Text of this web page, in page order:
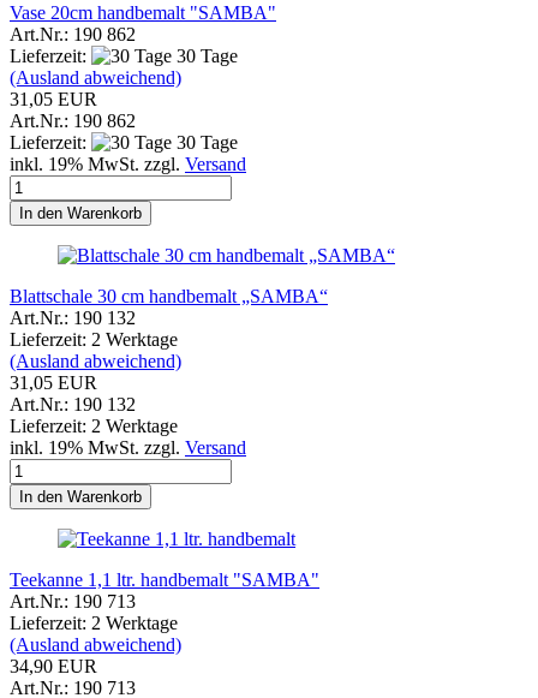
Vase 20cm handbemalt "SAMBA"
Art.Nr.: 190 862
Lieferzeit:
30 Tage
(Ausland abweichend)
31,05 EUR
Art.Nr.: 190 862
Lieferzeit:
30 Tage
inkl. 19% MwSt. zzgl. Versand
In den Warenkorb
Blattschale 30 cm handbemalt „SAMBA“
Art.Nr.: 190 132
Lieferzeit: 2 Werktage
(Ausland abweichend)
31,05 EUR
Art.Nr.: 190 132
Lieferzeit: 2 Werktage
inkl. 19% MwSt. zzgl. Versand
In den Warenkorb
Teekanne 1,1 ltr. handbemalt "SAMBA"
Art.Nr.: 190 713
Lieferzeit: 2 Werktage
(Ausland abweichend)
34,90 EUR
Art.Nr.: 190 713